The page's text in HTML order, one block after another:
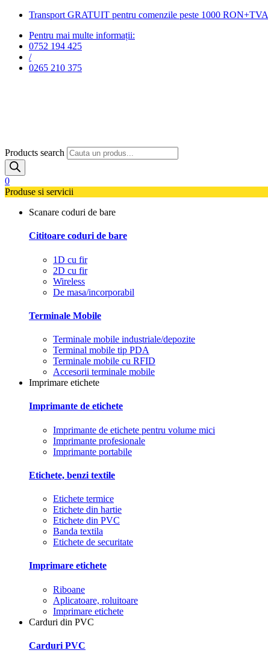
Transport GRATUIT pentru comenzile peste 1000 RON+TVA
Pentru mai multe informații:
0752 194 425
/
0265 210 375
Products search
0
Produse si servicii
Scanare coduri de bare
Cititoare coduri de bare
1D cu fir
2D cu fir
Wireless
De masa/incorporabil
Terminale Mobile
Terminale mobile industriale/depozite
Terminal mobile tip PDA
Terminale mobile cu RFID
Accesorii terminale mobile
Imprimare etichete
Imprimante de etichete
Imprimante de etichete pentru volume mici
Imprimante profesionale
Imprimante portabile
Etichete, benzi textile
Etichete termice
Etichete din hartie
Etichete din PVC
Banda textila
Etichete de securitate
Imprimare etichete
Riboane
Aplicatoare, roluitoare
Imprimare etichete
Carduri din PVC
Carduri PVC